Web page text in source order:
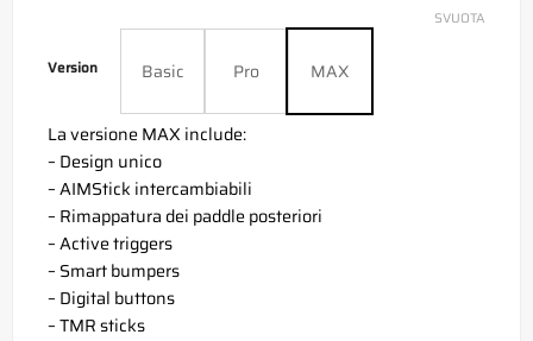
Version Basic Pro MAX
SVUOTA
La versione MAX include:
– Design unico
– AIMStick intercambiabili
– Rimappatura dei paddle posteriori
– Active triggers
– Smart bumpers
– Digital buttons
– TMR sticks